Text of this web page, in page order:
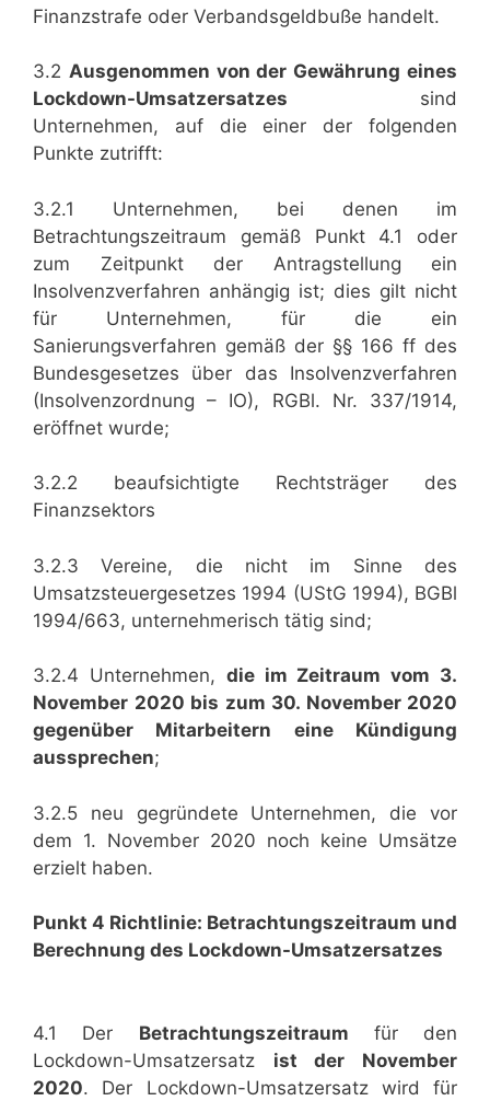
Finanzstrafe oder Verbandsgeldbuße handelt.
3.2 Ausgenommen von der Gewährung eines
Lockdown-Umsatzersatzes sind
Unternehmen, auf die einer der folgenden
Punkte zutrifft:
3.2.1 Unternehmen, bei denen im
Betrachtungszeitraum gemäß Punkt 4.1 oder
zum Zeitpunkt der Antragstellung ein
Insolvenzverfahren anhängig ist; dies gilt nicht
für Unternehmen, für die ein
Sanierungsverfahren gemäß der §§ 166 ff des
Bundesgesetzes über das Insolvenzverfahren
(Insolvenzordnung – IO), RGBl. Nr. 337/1914,
eröffnet wurde;
3.2.2 beaufsichtigte Rechtsträger des
Finanzsektors
3.2.3 Vereine, die nicht im Sinne des
Umsatzsteuergesetzes 1994 (UStG 1994), BGBl
1994/663, unternehmerisch tätig sind;
3.2.4 Unternehmen, die im Zeitraum vom 3.
November 2020 bis zum 30. November 2020
gegenüber Mitarbeitern eine Kündigung
aussprechen;
3.2.5 neu gegründete Unternehmen, die vor
dem 1. November 2020 noch keine Umsätze
erzielt haben.
Punkt 4 Richtlinie: Betrachtungszeitraum und
Berechnung des Lockdown-Umsatzersatzes
4.1 Der Betrachtungszeitraum für den
Lockdown-Umsatzersatz ist der November
2020. Der Lockdown-Umsatzersatz wird für